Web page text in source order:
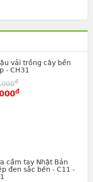
vải trồng cây bền
- CH31
đ
đ
cầm tay Nhật Bản
đen sắc bén - C11 -